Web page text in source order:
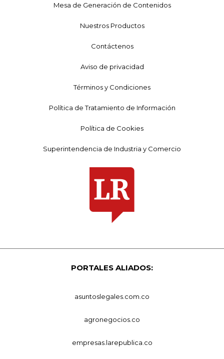
Mesa de Generación de Contenidos
Nuestros Productos
Contáctenos
Aviso de privacidad
Términos y Condiciones
Política de Tratamiento de Información
Política de Cookies
Superintendencia de Industria y Comercio
PORTALES ALIADOS:
asuntoslegales.com.co
agronegocios.co
empresas.larepublica.co